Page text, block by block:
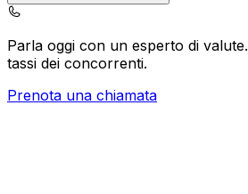
Parla oggi con un esperto di valute.
tassi dei concorrenti.
Prenota una chiamata